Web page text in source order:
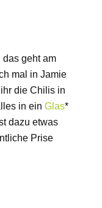
geht am
mal in Jamie
die Chilis in
in ein Glas*
dazu etwas
Prise